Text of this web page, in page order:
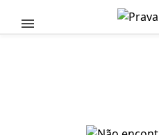
Pular para o conteúdo principal